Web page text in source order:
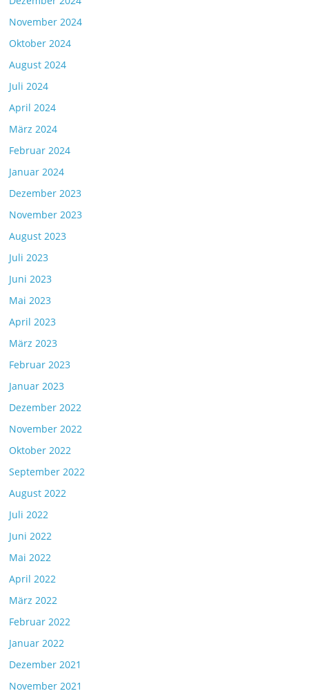
November 2024
Oktober 2024
August 2024
Juli 2024
April 2024
März 2024
Februar 2024
Januar 2024
Dezember 2023
November 2023
August 2023
Juli 2023
Juni 2023
Mai 2023
April 2023
März 2023
Februar 2023
Januar 2023
Dezember 2022
November 2022
Oktober 2022
September 2022
August 2022
Juli 2022
Juni 2022
Mai 2022
April 2022
März 2022
Februar 2022
Januar 2022
Dezember 2021
November 2021